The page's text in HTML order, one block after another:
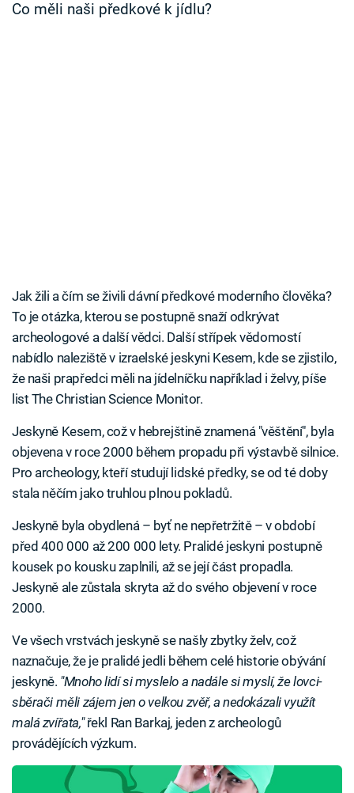
Sledujte nás
Co měli naši předkové k jídlu?
Jak žili a čím se živili dávní předkové moderního člověka?
To je otázka, kterou se postupně snaží odkrývat
archeologové a další vědci. Další střípek vědomostí
nabídlo naleziště v izraelské jeskyni Kesem, kde se zjistilo,
že naši prapředci měli na jídelníčku například i želvy, píše
list The Christian Science Monitor.
Jeskyně Kesem, což v hebrejštině znamená "věštění", byla
objevena v roce 2000 během propadu při výstavbě silnice.
Pro archeology, kteří studují lidské předky, se od té doby
stala něčím jako truhlou plnou pokladů.
Jeskyně byla obydlená – byť ne nepřetržitě – v období
před 400 000 až 200 000 lety. Pralidé jeskyni postupně
kousek po kousku zaplnili, až se její část propadla.
Jeskyně ale zůstala skryta až do svého objevení v roce
2000.
Ve všech vrstvách jeskyně se našly zbytky želv, což
naznačuje, že je pralidé jedli během celé historie obývání
jeskyně. "Mnoho lidí si myslelo a nadále si myslí, že lovci-
sběrači měli zájem jen o velkou zvěř, a nedokázali využít
malá zvířata,"řekl Ran Barkaj, jeden z archeologů
provádějících výzkum.